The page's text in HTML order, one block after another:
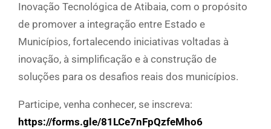
Inovação Tecnológica de Atibaia, com o propósito
de promover a integração entre Estado e
Municípios, fortalecendo iniciativas voltadas à
inovação, à simplificação e à construção de
soluções para os desafios reais dos municípios.
Participe, venha conhecer, se inscreva:
https://forms.gle/81LCe7nFpQzfeMho6